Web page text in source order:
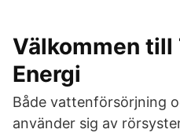
Välkommen till
Energi
Både vattenförsörjning
använder sig av